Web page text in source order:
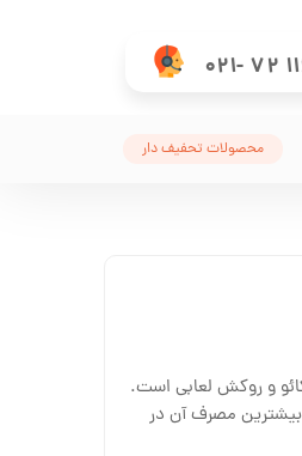
021- 72
محصولات تحفیف دار
و روکش لعابی است.
مصرف آن در